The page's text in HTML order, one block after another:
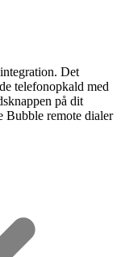
Det
telefonopkald med
på dit
Bubble remote dialer